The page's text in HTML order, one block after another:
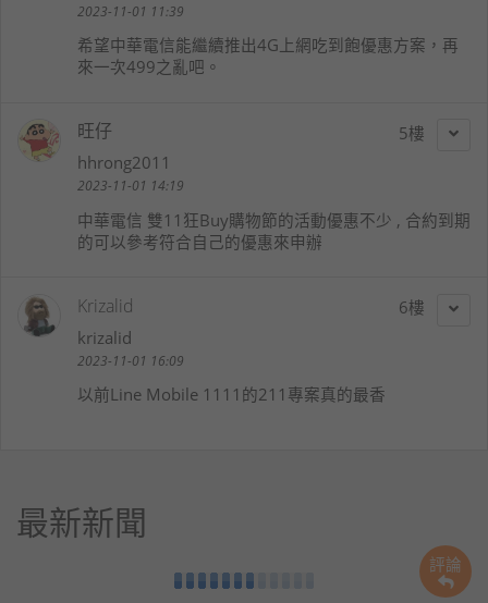
評論
2023-11-01 11:39
希望中華電信能繼續推出4G上網吃到飽優惠方案，再
來一次499之亂吧。
5
旺仔
hhrong2011
2023-11-01 14:19
中華電信 雙11狂Buy購物節的活動優惠不少 , 合約到期
的可以參考符合自己的優惠來申辦
6
Krizalid
krizalid
2023-11-01 16:09
以前Line Mobile 1111的211專案真的最香
最新新聞